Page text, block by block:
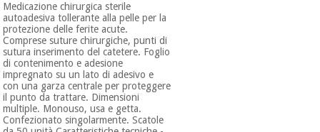
Medicazione chirurgica sterile
autoadesiva tollerante alla pelle per la
protezione delle ferite acute.
Comprese suture chirurgiche, punti di
sutura inserimento del catetere. Foglio
di contenimento e adesione
impregnato su un lato di adesivo e
con una garza centrale per proteggere
il punto da trattare. Dimensioni
multiple. Monouso, usa e getta.
Confezionato singolarmente. Scatole